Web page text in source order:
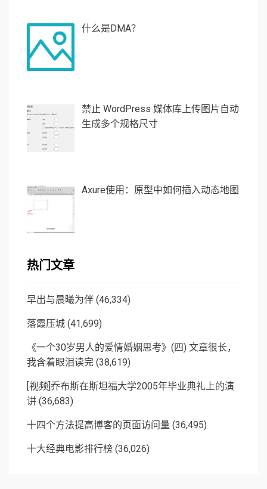
什么是DMA？
禁止 WordPress 媒体库上传图片自动
生成多个规格尺寸
Axure使用：原型中如何插入动态地图
热门文章
早出与晨曦为伴 (46,334)
落霞压城 (41,699)
《一个30岁男人的爱情婚姻思考》(四) 文章很长，
我含着眼泪读完 (38,619)
[视频]乔布斯在斯坦福大学2005年毕业典礼上的演
讲 (36,683)
十四个方法提高博客的页面访问量 (36,495)
十大经典电影排行榜 (36,026)